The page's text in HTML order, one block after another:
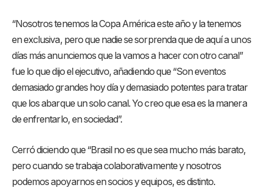
“Nosotros tenemos la Copa América este año y la tenemos
en exclusiva, pero que nadie se sorprenda que de aquí a unos
días más anunciemos que la vamos a hacer con otro canal”
fue lo que dijo el ejecutivo, añadiendo que “Son eventos
demasiado grandes hoy día y demasiado potentes para tratar
que los abarque un solo canal. Yo creo que esa es la manera
de enfrentarlo, en sociedad”.
Cerró diciendo que “Brasil no es que sea mucho más barato,
pero cuando se trabaja colaborativamente y nosotros
podemos apoyarnos en socios y equipos, es distinto.